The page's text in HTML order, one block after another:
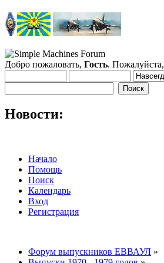
Добро пожаловать, Гость. Пожалуйста,
Новости:
Начало
Помощь
Поиск
Календарь
Вход
Регистрация
Форум выпускников ЕВВАУЛ »